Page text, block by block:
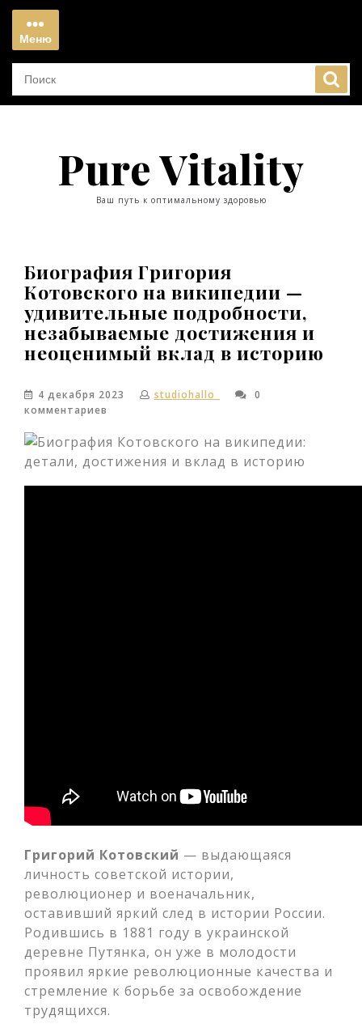
Перейти
содержимому
Меню
Меню
Pure Vitality
Ваш путь к оптимальному здоровью
Биография Григория
Котовского на википедии —
удивительные подробности,
незабываемые достижения и
неоценимый вклад в историю
4 декабря 2023 studiohallo_
0
комментариев
Григорий Котовский — выдающаяся
личность советской истории,
революционер и военачальник,
оставивший яркий след в истории России.
Родившись в 1881 году в украинской
деревне Путянка, он уже в молодости
проявил яркие революционные качества и
стремление к борьбе за освобождение
трудящихся.